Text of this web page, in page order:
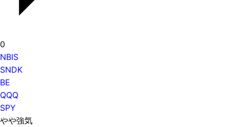
0
NBIS
SNDK
BE
QQQ
SPY
やや強気